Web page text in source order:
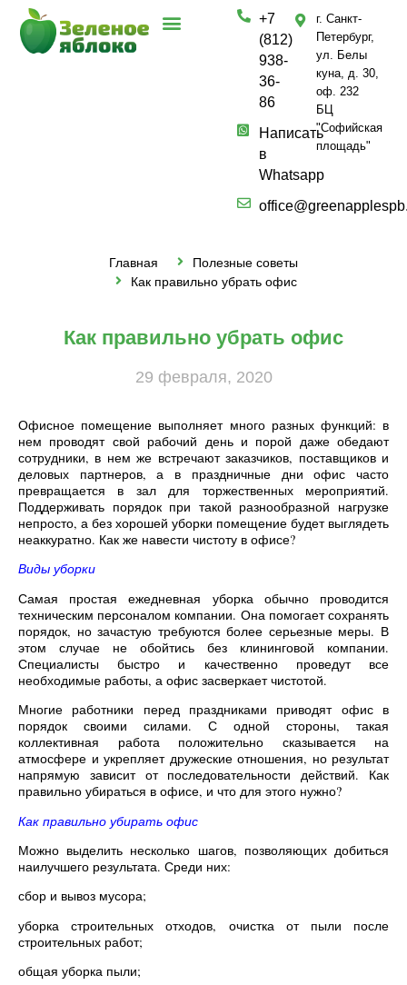
+7
(812)
938-
36-
86
Написать
в
Whatsapp
г. Санкт-
Петербург,
ул. Белы
куна, д. 30,
оф. 232
БЦ
"Софийская
площадь"
Главная
Полезные советы
Как правильно убрать офис
Как правильно убрать офис
29 февраля, 2020
Офисное помещение выполняет много разных функций: в
нем проводят свой рабочий день и порой даже обедают
сотрудники, в нем же встречают заказчиков, поставщиков и
деловых партнеров, а в праздничные дни офис часто
превращается в зал для торжественных мероприятий.
Поддерживать порядок при такой разнообразной нагрузке
непросто, а без хорошей уборки помещение будет выглядеть
неаккуратно. Как же навести чистоту в офисе?
Виды уборки
Самая простая ежедневная уборка обычно проводится
техническим персоналом компании. Она помогает сохранять
порядок, но зачастую требуются более серьезные меры. В
этом случае не обойтись без клининговой компании.
Специалисты быстро и качественно проведут все
необходимые работы, а офис засверкает чистотой.
Многие работники перед праздниками приводят офис в
порядок своими силами. С одной стороны, такая
коллективная работа положительно сказывается на
атмосфере и укрепляет дружеские отношения, но результат
напрямую зависит от последовательности действий. Как
правильно убираться в офисе, и что для этого нужно?
Как правильно убирать офис
Можно выделить несколько шагов, позволяющих добиться
наилучшего результата. Среди них:
сбор и вывоз мусора;
уборка строительных отходов, очистка от пыли после
строительных работ;
общая уборка пыли;